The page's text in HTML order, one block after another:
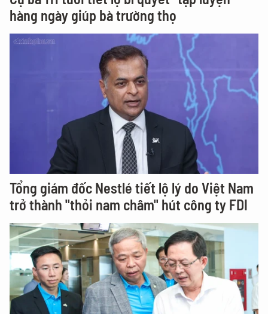
hàng ngày giúp bà trường thọ
Tổng giám đốc Nestlé tiết lộ lý do Việt Nam
trở thành "thỏi nam châm" hút công ty FDI